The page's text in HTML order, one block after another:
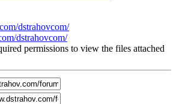
dstrahovcom/
dstrahovcom/
permissions to view the files attached